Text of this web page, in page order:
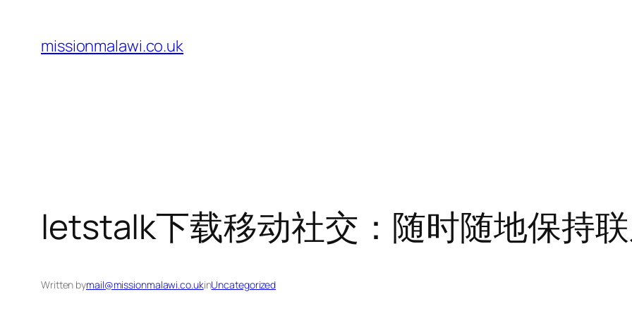
content
missionmalawi.co.uk
letstalk下载移动社交：随时随地保持
Written bymail@missionmalawi.co.ukinUncategorized